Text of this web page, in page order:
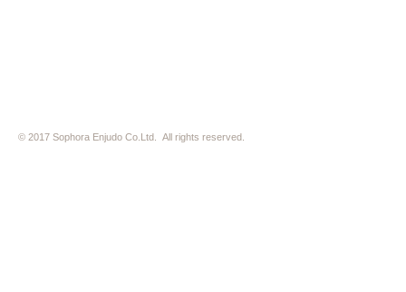
© 2017 Sophora Enjudo Co.Ltd. All rights reserved.